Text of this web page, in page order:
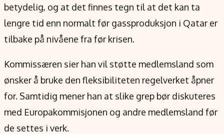
betydelig, og at det finnes tegn til at det kan ta
lengre tid enn normalt før gassproduksjon i Qatar er
tilbake på nivåene fra før krisen.
Kommissæren sier han vil støtte medlemsland som
ønsker å bruke den fleksibiliteten regelverket åpner
for. Samtidig mener han at slike grep bør diskuteres
med Europakommisjonen og andre medlemsland før
de settes i verk.